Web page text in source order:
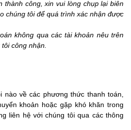
thành công, xin vui lòng chụp lại biên
chúng tôi để quá trình xác nhận được
không qua các tài khoản nêu trên
công nhận.
nào về các phương thức thanh toán,
khoản hoặc gặp khó khăn trong
liên hệ với chúng tôi qua các thông